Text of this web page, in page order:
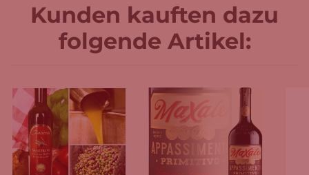
Kunden kauften dazu
folgende Artikel: